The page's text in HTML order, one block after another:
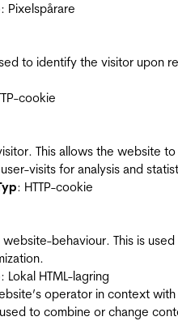
: Pixelspårare
to identify the visitor upon
cookie
This allows the website to
visits for analysis and
: HTTP-cookie
behaviour. This is
: Lokal HTML-lagring
operator in context with
to combine or change